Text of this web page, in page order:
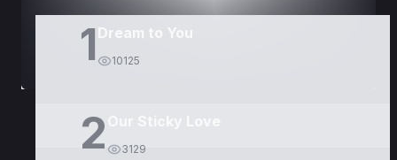
1 Dream to You
10125
2 3129